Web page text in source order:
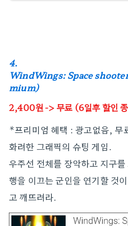
4.
WindWings: Space
mium)
2,400원-> 무료 (6일후 할인
*프리미엄 혜택 : 광고없음,
화려한 그래픽의 슈팅 게임.
우주선 전체를 장악하고 지구
행을 이끄는 군인을 연기할 것
고 깨뜨려라.